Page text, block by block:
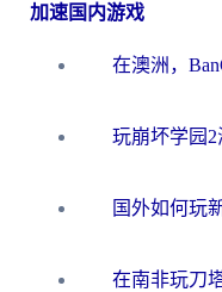
加速国内游戏